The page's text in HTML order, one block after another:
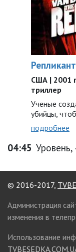
Репликант
США | 2001
триллер
Ученые
убийцы,
подробнее
04:45 Уровень,
© 2016-2017,
Администрация
изменения в
Использование